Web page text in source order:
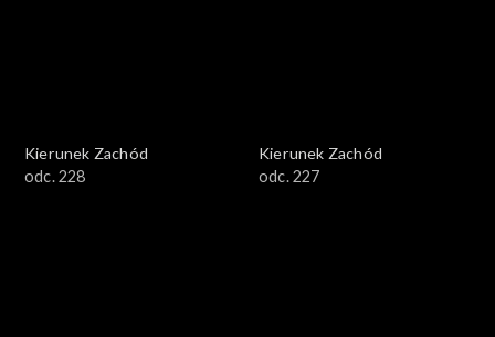
Kierunek Zachód
odc. 228
Kierunek Zachód
odc. 227